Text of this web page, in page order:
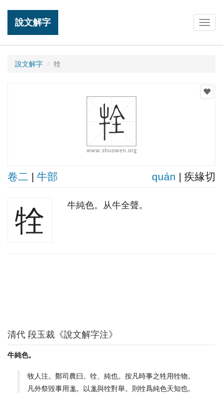
說文解字
說文解字 牷
卷二 | 牛部 quán | 疾緣切
牷 牛純色。从牛全聲。
清代 段玉裁《說文解字注》
牛純色。
牧人注。鄭司農曰。牷、純也。按凡時事之牲用牷物。
凡外祭毀事用尨。以尨與牷對舉。則牷爲純色天知也。